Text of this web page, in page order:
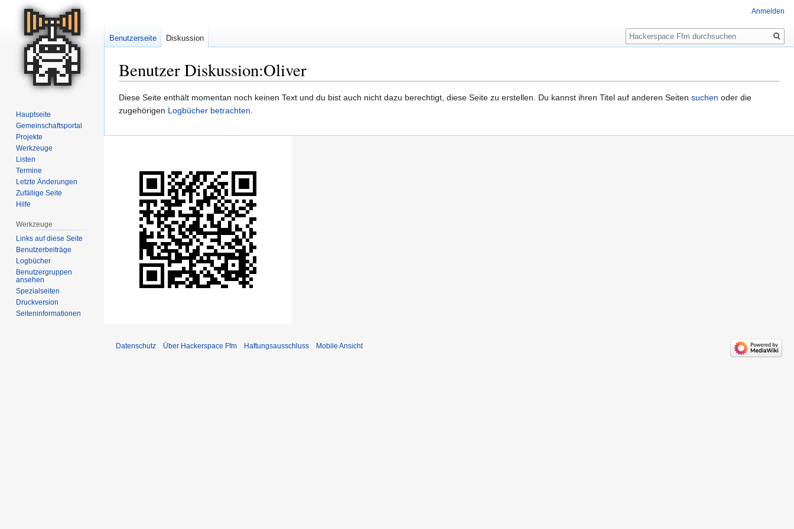
Benutzer Diskussion:Oliver
Zur
Navigation
Zur
Suche
Diese Seite enthält momentan noch keinen Text und du bist auch nicht dazu berechtigt, diese Seite zu erstellen. Du kannst ihren Titel auf anderen Seiten suchen oder die
zugehörigen Logbücher betrachten.
Anmelden
Benutzerseite Diskussion
Suche
Hauptseite
Gemeinschafts­portal
Projekte
Werkzeuge
Listen
Termine
Letzte Änderungen
Zufällige Seite
Hilfe
Werkzeuge
Links auf diese Seite
Benutzerbeiträge
Logbücher
Benutzergruppen
ansehen
Spezialseiten
Druckversion
Seiten­informationen
Datenschutz Über Hackerspace Ffm Haftungsausschluss Mobile Ansicht